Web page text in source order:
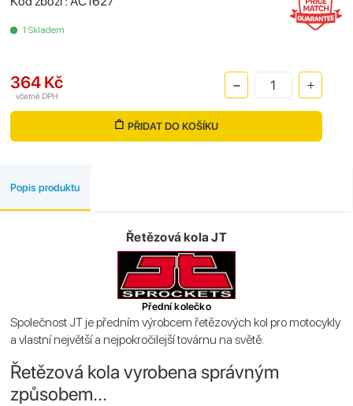
1 Skladem
364 Kč
včetně DPH
PŘIDAT DO KOŠÍKU
Popis produktu
Řetězová kola JT
Přední kolečko
Společnost JT je předním výrobcem řetězových kol pro motocykly
a vlastní největší a nejpokročilejší továrnu na světě.
Řetězová kola vyrobena správným
způsobem...